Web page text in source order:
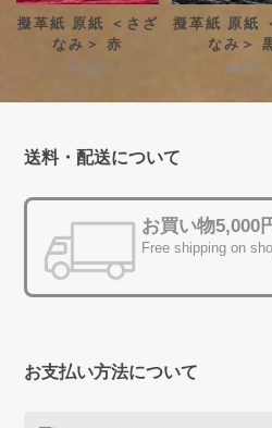
擬革紙 原紙 ＜さざ
なみ＞ 赤
¥6,600
擬革紙 原紙
なみ＞
¥6,600
送料・配送について
お買い物5,000
Free shipping on
お支払い方法について